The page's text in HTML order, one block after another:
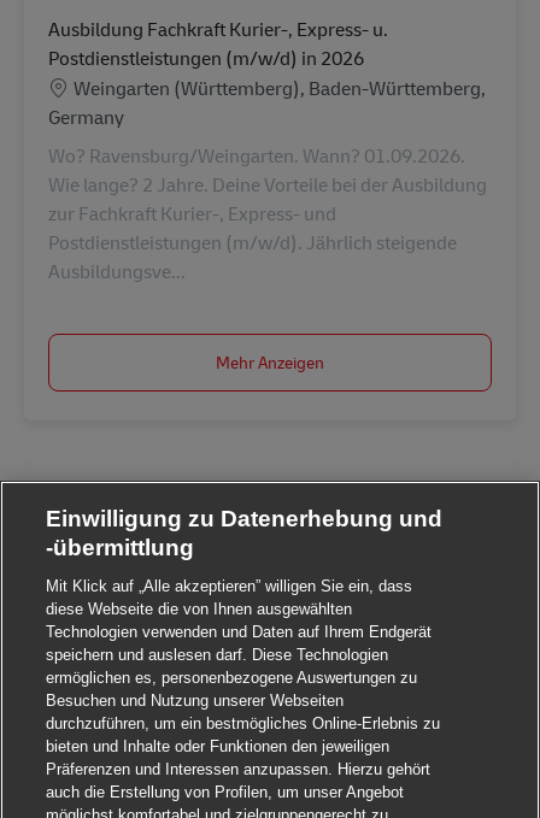
Ausbildung Fachkraft Kurier-, Express- u.
Postdienstleistungen (m/w/d) in 2026
Standort
Weingarten (Württemberg), Baden-Württemberg,
Germany
Wo? Ravensburg/Weingarten. Wann? 01.09.2026.
Wie lange? 2 Jahre. Deine Vorteile bei der Ausbildung
zur Fachkraft Kurier-, Express- und
Postdienstleistungen (m/w/d). Jährlich steigende
Ausbildungsve...
Mehr Anzeigen
Einwilligung zu Datenerhebung und
-übermittlung
Mit Klick auf „Alle akzeptieren” willigen Sie ein, dass
diese Webseite die von Ihnen ausgewählten
Technologien verwenden und Daten auf Ihrem Endgerät
speichern und auslesen darf. Diese Technologien
ermöglichen es, personenbezogene Auswertungen zu
Besuchen und Nutzung unserer Webseiten
durchzuführen, um ein bestmögliches Online-Erlebnis zu
bieten und Inhalte oder Funktionen den jeweiligen
Präferenzen und Interessen anzupassen. Hierzu gehört
auch die Erstellung von Profilen, um unser Angebot